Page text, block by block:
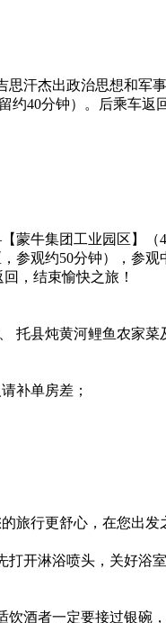
汗杰出政治思想和军
40分钟）。后乘车
牛集团工业园区】（
参观约50分钟），参
，结束愉快之旅！
托县炖黄河鲤鱼农家菜
补单房差；
行更舒心，在您出
开淋浴喷头，关好浴
酒者一定要接过银碗，